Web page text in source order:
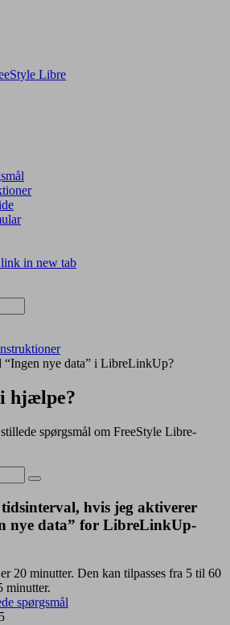
Libre
in new tab
“Ingen nye data” i LibreLinkUp?
hjælpe?
spørgsmål om FreeStyle Libre-
hvis jeg aktiverer
nye data” for LibreLinkUp-
20 minutter. Den kan tilpasses fra 5 til 60
minutter.
spørgsmål